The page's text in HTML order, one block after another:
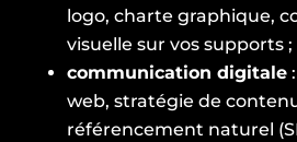
logo, charte graphique,
visuelle sur vos supports ;
communication digitale:
web, stratégie de
référencement naturel